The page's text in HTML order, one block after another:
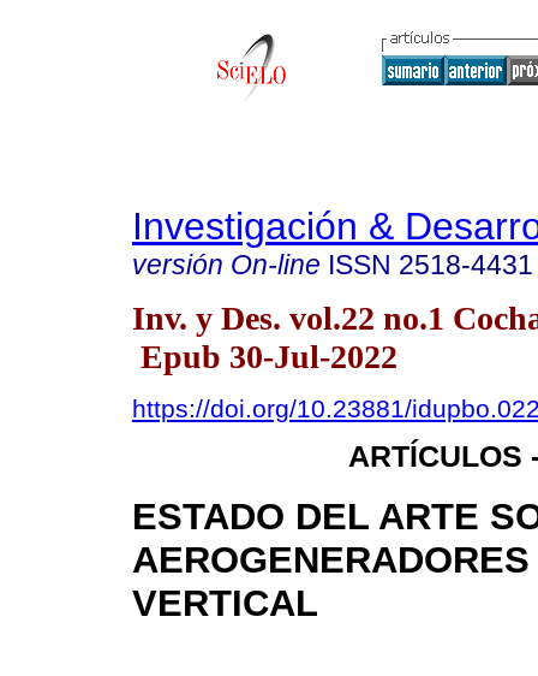
Investigación &
versión On-line ISSN 2518-4431
Inv. y Des. vol.22 no.1
Epub 30-Jul-2022
https://doi.org/10.23881/
ARTÍCULOS
ESTADO DEL ARTE
VERTICAL